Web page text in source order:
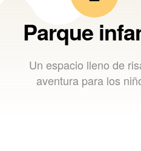
Parque
Un espacio lleno de
aventura para los